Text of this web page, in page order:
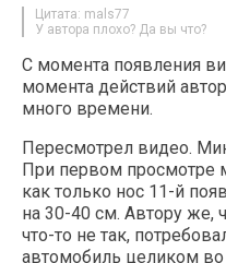
Цитата: mals77
У автора плохо? Да вы что?
С момента появления
момента действий
много времени.
Пересмотрел видео.
При первом просмотре
как только нос 11-й
на 30-40 см. Автору же,
что-то не так,
автомобиль целиком во